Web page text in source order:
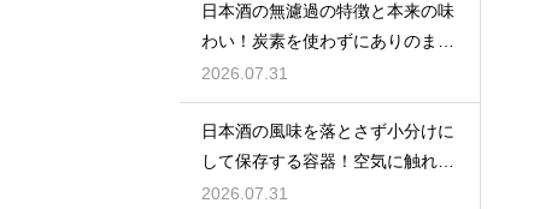
日本酒の無濾過の特徴と本来の味
わい！炭素を使わずにありのまま
を楽しむ
2026.07.31
日本酒の風味を落とさず小分けに
して保存する容器！空気に触れさ
せない
2026.07.31